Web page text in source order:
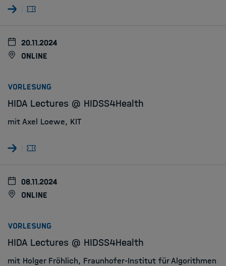
20.11.2024
online
VORLESUNG:
HIDA Lectures @ HIDSS4Health
mit Axel Loewe, KIT
08.11.2024
online
VORLESUNG:
HIDA Lectures @ HIDSS4Health
mit Holger Fröhlich, Fraunhofer-Institut für Algorithmen